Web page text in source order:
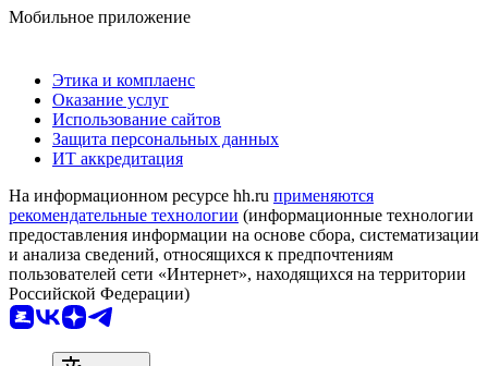
Мобильное приложение
Этика и комплаенс
Оказание услуг
Использование сайтов
Защита персональных данных
ИТ аккредитация
На информационном ресурсе hh.ru применяются
рекомендательные технологии (информационные технологии
предоставления информации на основе сбора, систематизации
и анализа сведений, относящихся к предпочтениям
пользователей сети «Интернет», находящихся на территории
Российской Федерации)